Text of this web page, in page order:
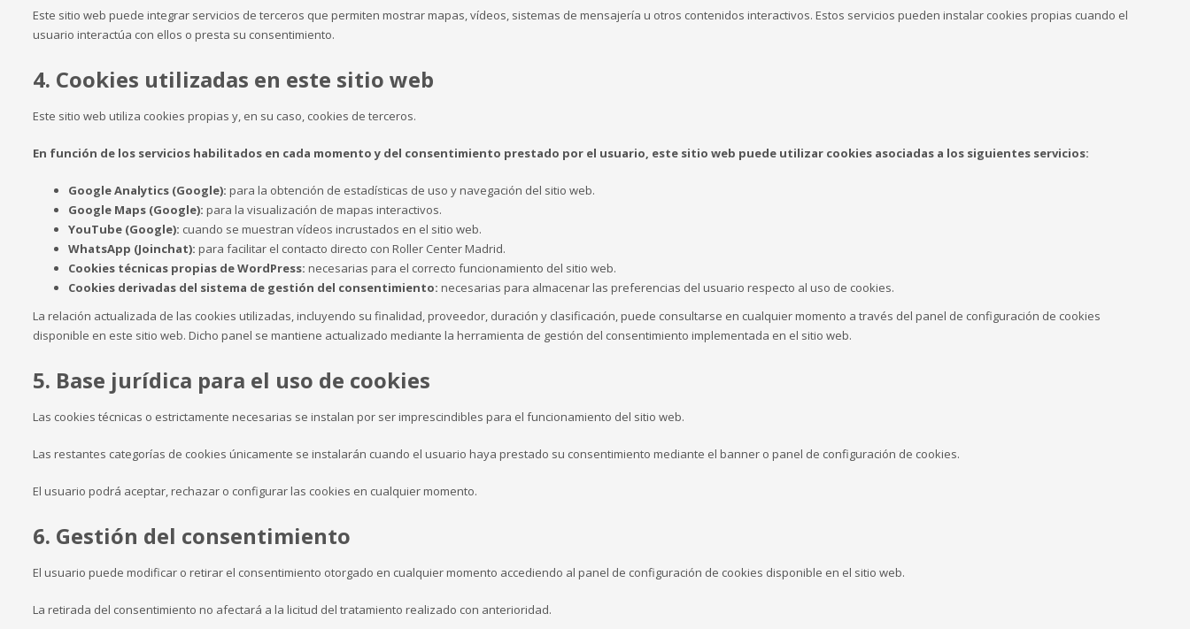
Este sitio web puede integrar servicios de terceros que permiten mostrar mapas, vídeos, sistemas de mensajería u otros contenidos interactivos. Estos servicios pueden instalar cookies propias cuando el
usuario interactúa con ellos o presta su consentimiento.
4. Cookies utilizadas en este sitio web
Este sitio web utiliza cookies propias y, en su caso, cookies de terceros.
En función de los servicios habilitados en cada momento y del consentimiento prestado por el usuario, este sitio web puede utilizar cookies asociadas a los siguientes servicios:
Google Analytics (Google): para la obtención de estadísticas de uso y navegación del sitio web.
Google Maps (Google): para la visualización de mapas interactivos.
YouTube (Google): cuando se muestran vídeos incrustados en el sitio web.
WhatsApp (Joinchat): para facilitar el contacto directo con Roller Center Madrid.
Cookies técnicas propias de WordPress: necesarias para el correcto funcionamiento del sitio web.
Cookies derivadas del sistema de gestión del consentimiento: necesarias para almacenar las preferencias del usuario respecto al uso de cookies.
La relación actualizada de las cookies utilizadas, incluyendo su finalidad, proveedor, duración y clasificación, puede consultarse en cualquier momento a través del panel de configuración de cookies
disponible en este sitio web. Dicho panel se mantiene actualizado mediante la herramienta de gestión del consentimiento implementada en el sitio web.
5. Base jurídica para el uso de cookies
Las cookies técnicas o estrictamente necesarias se instalan por ser imprescindibles para el funcionamiento del sitio web.
Las restantes categorías de cookies únicamente se instalarán cuando el usuario haya prestado su consentimiento mediante el banner o panel de configuración de cookies.
El usuario podrá aceptar, rechazar o configurar las cookies en cualquier momento.
6. Gestión del consentimiento
El usuario puede modificar o retirar el consentimiento otorgado en cualquier momento accediendo al panel de configuración de cookies disponible en el sitio web.
La retirada del consentimiento no afectará a la licitud del tratamiento realizado con anterioridad.